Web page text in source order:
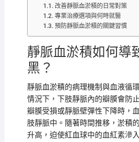
改善靜脈血淤積的日常對策
專業治療選項與何時就醫
預防靜脈血淤積的關鍵習慣
靜脈血淤積如何導
黑？
靜脈血淤積的病理機制與血液循
情況下，下肢靜脈內的瓣膜會防
瓣膜受損或靜脈壁彈性下降時，
肢靜脈中。隨著時間推移，淤積
升高，迫使紅血球中的血紅素滲